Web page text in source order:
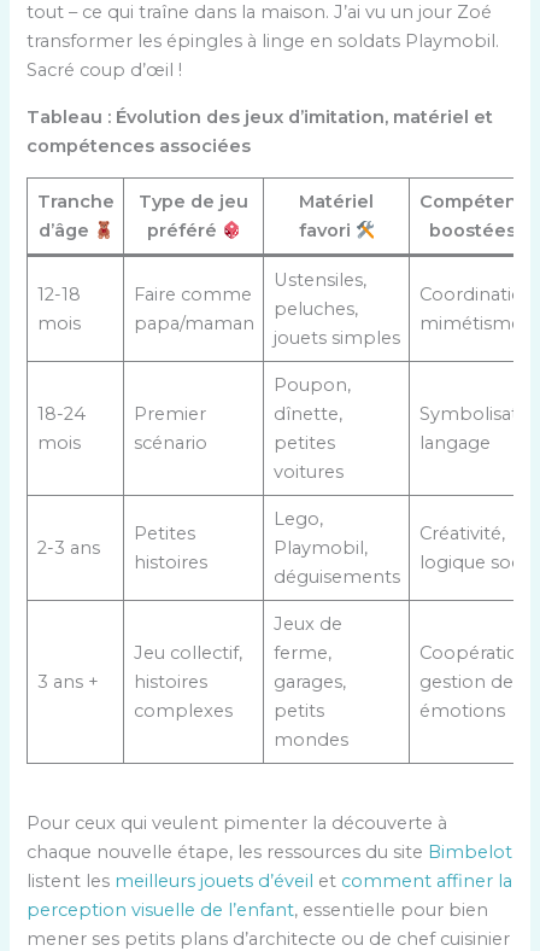
tout – ce qui traîne dans la maison. J’ai vu un jour Zoé
transformer les épingles à linge en soldats Playmobil.
Sacré coup d’œil !
Tableau : Évolution des jeux d’imitation, matériel et
compétences associées
Tranche
d’âge
Type de jeu
préféré
Matériel
favori
boostées
12-18
mois
Faire comme
papa/maman
Ustensiles,
peluches,
jouets simples
Coordination,
mimétisme
18-24
mois
Premier
scénario
Poupon,
dînette,
petites
voitures
langage
2-3 ans
Petites
histoires
Lego,
Playmobil,
déguisements
Créativité,
logique
3 ans +
Jeu collectif,
histoires
complexes
Jeux de
ferme,
garages,
petits
mondes
Coopération,
gestion des
émotions
Pour ceux qui veulent pimenter la découverte à
chaque nouvelle étape, les ressources du site Bimbelot
listent les meilleurs jouets d’éveil et comment affiner la
perception visuelle de l’enfant, essentielle pour bien
mener ses petits plans d’architecte ou de chef cuisinier